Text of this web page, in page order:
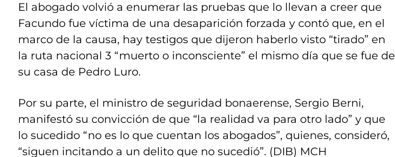
El abogado volvió a enumerar las pruebas que lo llevan a creer que
Facundo fue víctima de una desaparición forzada y contó que, en el
marco de la causa, hay testigos que dijeron haberlo visto “tirado” en
la ruta nacional 3 “muerto o inconsciente” el mismo día que se fue de
su casa de Pedro Luro.
Por su parte, el ministro de seguridad bonaerense, Sergio Berni,
manifestó su convicción de que “la realidad va para otro lado” y que
lo sucedido “no es lo que cuentan los abogados”, quienes, consideró,
“siguen incitando a un delito que no sucedió”. (DIB) MCH